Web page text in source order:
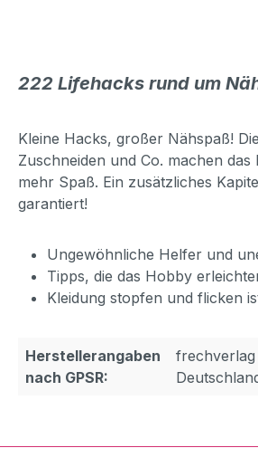
222 Lifehacks rund um
Kleine Hacks, großer Nähspaß!
Zuschneiden und Co. machen
mehr Spaß. Ein zusätzliches
garantiert!
Ungewöhnliche Helfer und
Tipps, die das Hobby
Kleidung stopfen und flicken
Herstellerangaben
nach GPSR:
frechverlag